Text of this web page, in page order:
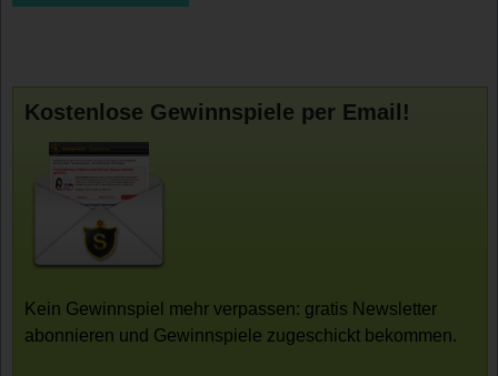
Kostenlose Gewinnspiele per Email!
Kein Gewinnspiel mehr verpassen: gratis Newsletter
abonnieren und Gewinnspiele zugeschickt bekommen.